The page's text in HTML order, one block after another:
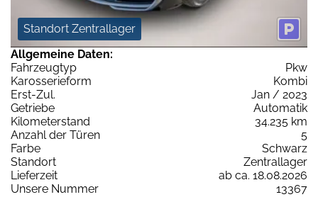
Standort Zentrallager
Allgemeine Daten:
Fahrzeugtyp
Pkw
Karosserieform
Kombi
Erst-Zul.
Jan / 2023
Getriebe
Automatik
Kilometerstand
34.235 km
Anzahl der Türen
5
Farbe
Schwarz
Standort
Zentrallager
Lieferzeit
ab ca. 18.08.2026
Unsere Nummer
13367